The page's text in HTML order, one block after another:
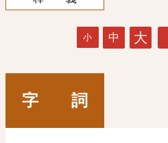
小 中 大
字 詞